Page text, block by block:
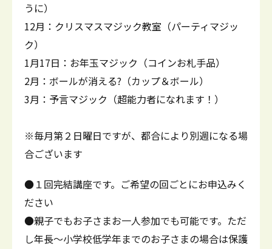
うに）
12月：クリスマスマジック教室（パーティマジッ
ク）
1月17日：お年玉マジック（コインお札手品）
2月：ボールが消える?（カップ＆ボール）
3月：予言マジック（超能力者になれます！）
※毎月第２日曜日ですが、都合により別週になる場
合ございます
●１回完結講座です。ご希望の回ごとにお申込みく
ださい
●親子でもお子さまお一人参加でも可能です。ただ
し年長～小学校低学年までのお子さまの場合は保護